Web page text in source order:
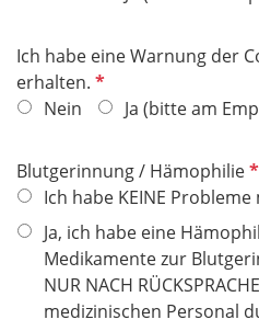
e
l
d
Ich habe eine Warnung der
erhalten. P
c
f
e
l
Nein Ja (bitte am
Blutgerinnung / HämophilieP
f
l
c
h
Ich habe KEINE
Ja, ich habe eine
Medikamente zur
NUR NACH
medizinischen Personal